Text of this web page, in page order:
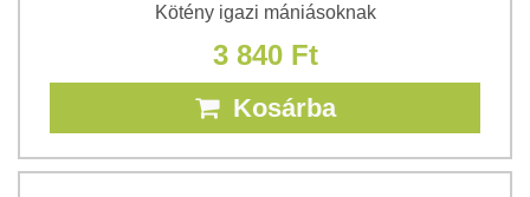
Kötény igazi mániásoknak
3 840 Ft
Kosárba